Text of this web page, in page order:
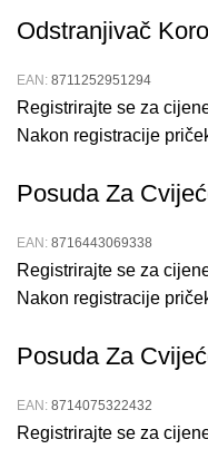
vremenske uvjete.
dizajnima, posuda
sadnju.
Zašto
Metalnu
Našadekorativna
kvalitetu, estetiku i
ispuniti vaša
Otkrijte sve prednosti
Odstranjivač
EAN: 8711252951294
Registrirajte se za
Nakon registracije
Posuda Za
EAN: 8716443069338
Registrirajte se za
Nakon registracije
Posuda Za
EAN: 8714075322432
Registrirajte se za